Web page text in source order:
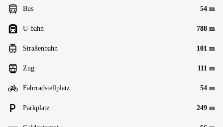
Bus 54 m
U-bahn 788 m
Straßenbahn 101 m
Zug 111 m
Fahrradstellplatz 54 m
Parkplatz 249 m